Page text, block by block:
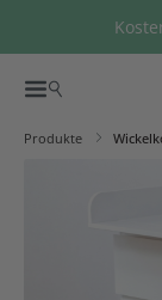
Zum Hauptinhalt
Produkte